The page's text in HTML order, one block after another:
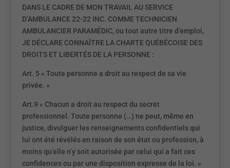
DANS LE CADRE DE MON TRAVAIL AU SERVICE
D’AMBULANCE 22-22 INC. COMME TECHNICIEN
AMBULANCIER PARAMÉDIC, ou tout autre titre d’emploi,
JE DÉCLARE CONNAÎTRE LA CHARTE QUÉBÉCOISE DES
DROITS ET LIBERTÉS DE LA PERSONNE :
Art. 5 « Toute personne a droit au respect de sa vie
privée. »
Art.9 « Chacun a droit au respect du secret
professionnel. Toute personne (…) ne peut, même en
justice, divulguer les renseignements confidentiels qui
lui ont été révélés en raison de son état ou profession, à
moins qu’elle n’y soit autorisée par celui qui a fait ces
confidences ou par une disposition expresse de la loi. »